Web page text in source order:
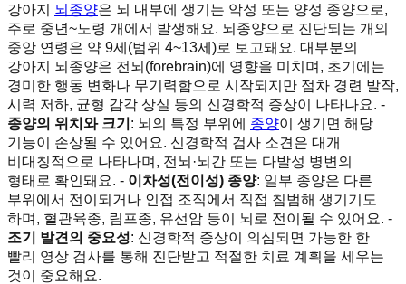
강아지 뇌종양은 뇌 내부에 생기는 악성 또는 양성 종양으로,
주로 중년~노령 개에서 발생해요. 뇌종양으로 진단되는 개의
중앙 연령은 약 9세(범위 4~13세)로 보고돼요. 대부분의
강아지 뇌종양은 전뇌(forebrain)에 영향을 미치며, 초기에는
경미한 행동 변화나 무기력함으로 시작되지만 점차 경련 발작,
시력 저하, 균형 감각 상실 등의 신경학적 증상이 나타나요. -
종양의 위치와 크기 : 뇌의 특정 부위에 종양이 생기면 해당
기능이 손상될 수 있어요. 신경학적 검사 소견은 대개
비대칭적으로 나타나며, 전뇌·뇌간 또는 다발성 병변의
형태로 확인돼요. - 이차성(전이성) 종양: 일부 종양은 다른
부위에서 전이되거나 인접 조직에서 직접 침범해 생기기도
하며, 혈관육종, 림프종, 유선암 등이 뇌로 전이될 수 있어요. -
조기 발견의 중요성: 신경학적 증상이 의심되면 가능한 한
빨리 영상 검사를 통해 진단받고 적절한 치료 계획을 세우는
것이 중요해요.